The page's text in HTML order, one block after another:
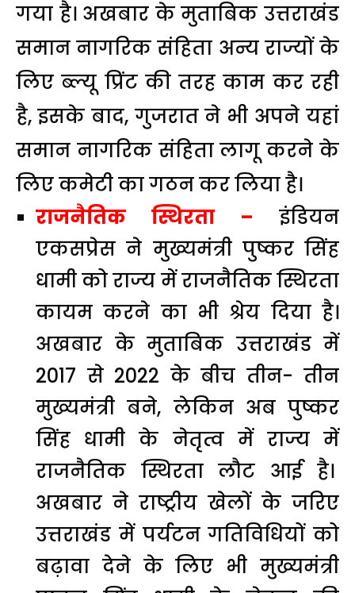
गया है। अखबार के मुताबिक उत्तराखंड
समान नागरिक संहिता अन्य राज्यों के
लिए ब्ल्यू प्रिंट की तरह काम कर रही
है, इसके बाद, गुजरात ने भी अपने यहां
समान नागरिक संहिता लागू करने के
लिए कमेटी का गठन कर लिया है।
राजनैतिक स्थिरता – इंडियन
एकसप्रेस ने मुख्यमंत्री पुष्कर सिंह
धामी को राज्य में राजनैतिक स्थिरता
कायम करने का भी श्रेय दिया है।
अखबार के मुताबिक उत्तराखंड में
2017 से 2022 के बीच तीन- तीन
मुख्यमंत्री बने, लेकिन अब पुष्कर
सिंह धामी के नेतृत्व में राज्य में
राजनैतिक स्थिरता लौट आई है।
अखबार ने राष्ट्रीय खेलों के जरिए
उत्तराखंड में पर्यटन गतिविधियों को
बढ़ावा देने के लिए भी मुख्यमंत्री